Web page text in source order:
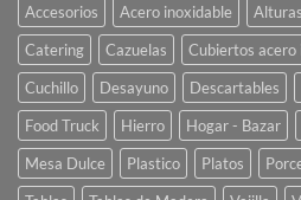
Accesorios Acero inoxidable Alturas
Catering
Cazuelas Cubiertos acero
Cuchillo
Desayuno Descartables
Food Truck
Hierro Hogar - Bazar
Mesa Dulce
Plastico Platos